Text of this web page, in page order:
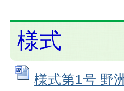
様式
様式第1号 野